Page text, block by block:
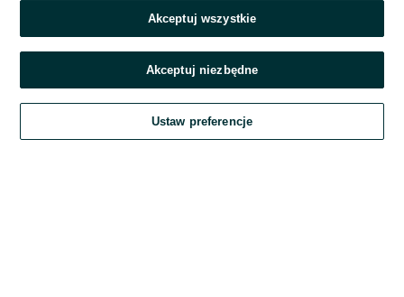
Zaloguj się
Kontynuując za pośrednictwem jednego z dostawców wskazanych powyżej,
OLX.pl w jego aktualnym brzmieniu.
Akceptuj wszystkie
Akceptuj niezbędne
Ustaw preferencje